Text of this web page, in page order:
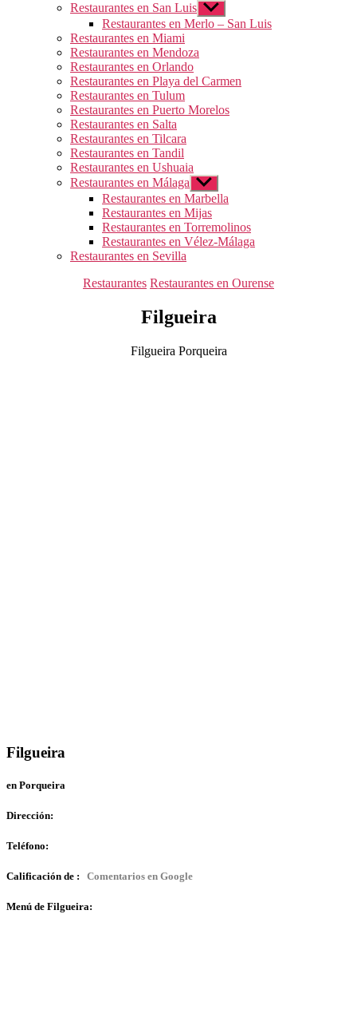
Restaurantes en San Luis Mostrar
el
submenú
Restaurantes en Merlo – San Luis
Restaurantes en Miami
Restaurantes en Mendoza
Restaurantes en Orlando
Restaurantes en Playa del Carmen
Restaurantes en Tulum
Restaurantes en Puerto Morelos
Restaurantes en Salta
Restaurantes en Tilcara
Restaurantes en Tandil
Restaurantes en Ushuaia
Restaurantes en Málaga Mostrar
el
submenú
Restaurantes en Marbella
Restaurantes en Mijas
Restaurantes en Torremolinos
Restaurantes en Vélez-Málaga
Restaurantes en Sevilla
Categorías
Restaurantes Restaurantes en Ourense
Filgueira
Filgueira Porqueira
Filgueira
en Porqueira
Dirección:
Teléfono:
Calificación de : Comentarios en Google
Menú de Filgueira: